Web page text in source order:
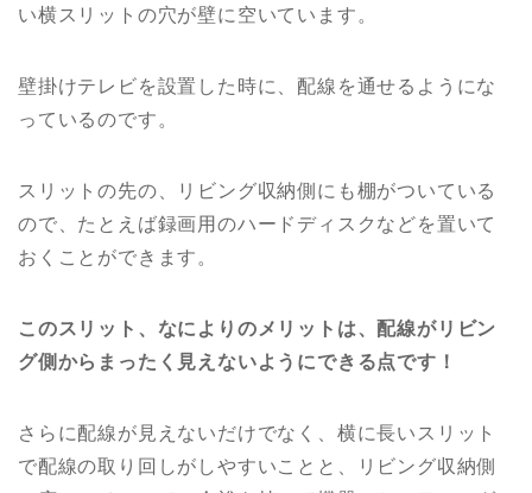
い横スリットの穴が壁に空いています。
壁掛けテレビを設置した時に、配線を通せるようにな
っているのです。
スリットの先の、リビング収納側にも棚がついている
ので、たとえば録画用のハードディスクなどを置いて
おくことができます。
このスリット、なによりのメリットは、配線がリビン
グ側からまったく見えないようにできる点です！
さらに配線が見えないだけでなく、横に長いスリット
で配線の取り回しがしやすいことと、リビング収納側